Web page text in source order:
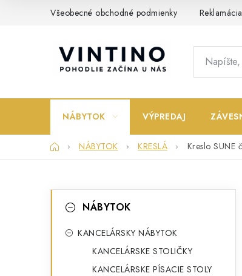
Všeobecné obchodné podmienky
NÁBYTOK VÝPREDAJ
DomovNÁBYTOK KRESLÁ Kreslo SUNE
kategórieNÁBYTOK
KANCELÁRSKY NÁBYTOK
KANCELÁRSKE STOLIČKY
KANCELÁRSKE PÍSACIE STOLY